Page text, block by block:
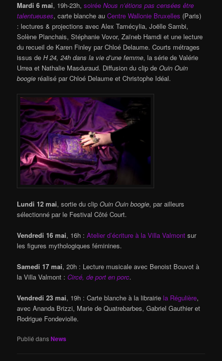
Mardi 6 mai, 19h-23h,soiréeNous n’étions pas censées être
talentueuses, carte blanche auCentre Wallonie Bruxelles (Paris)
: lectures & projections avec Alex Tamécylia, Joëlle Sambi,
Solène Planchais, Stéphanie Vovor, Zaïneb Hamdi et une lecture
du recueil de Karen Finley par Chloé Delaume. Courts métrages
issus de H 24, 24h dans la vie d’une femme, la série de Valérie
Urrea et Nathalie Masduraud. Diffusion du clip deOuin Ouin
boogie réalisé par Chloé Delaume et Christophe Idéal.
Lundi 12 mai, sortie du clipOuin Ouin boogie, par ailleurs
sélectionné par le Festival Côté Court.
Vendredi 16 mai, 16h : Atelier d’écriture à la Villa Valmont sur
les figures mythologiques féminines.
Samedi 17 mai, 20h : Lecture musicale avec Benoist Bouvot à
la Villa Valmont :Circé, de port en porc.
Vendredi 23 mai, 19h : Carte blanche à la librairie la Régulière,
avec Ananda Brizzi, Marie de Quatrebarbes, Gabriel Gauthier et
Rodrigue Fondeviolle.
Publié dansNews